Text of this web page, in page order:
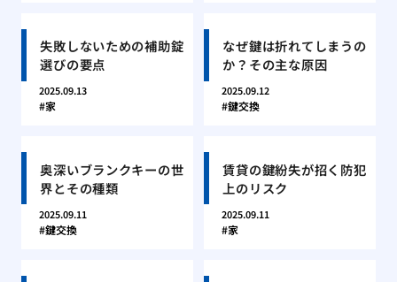
失敗しないための補助錠
選びの要点
2025.09.13
家
なぜ鍵は折れてしまうの
か？その主な原因
2025.09.12
鍵交換
奥深いブランクキーの世
界とその種類
2025.09.11
鍵交換
賃貸の鍵紛失が招く防犯
上のリスク
2025.09.11
家